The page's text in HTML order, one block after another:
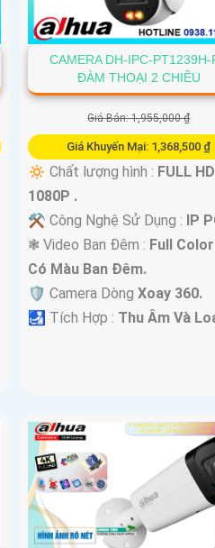
CAMERA DH-IPC-PT1239H-
ĐÀM THOẠI 2 CHIỀU
Giá Bán: 1,955,000 ₫
Giá Khuyến Mại: 1,368,500 ₫
🔅 Chất lượng hình : FULL HD
1080P .
⚒ Công Nghệ Sử Dụng : IP
❃ Video Ban Đêm : Full
Có Màu Ban Ðêm.
🛡 Camera DòngXoay 360.
️🛃 Tích Hợp : Thu Âm Và